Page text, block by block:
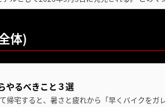
体)
やるべきこと３選
帰宅すると、暑さと疲れから「早くバイクをガ